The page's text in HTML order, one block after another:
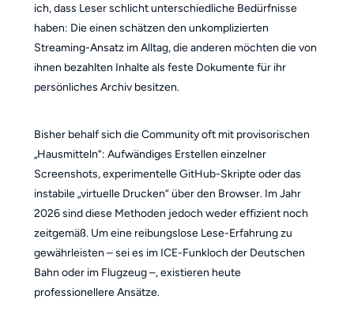
ich, dass Leser schlicht unterschiedliche Bedürfnisse
haben: Die einen schätzen den unkomplizierten
Streaming-Ansatz im Alltag, die anderen möchten die von
ihnen bezahlten Inhalte als feste Dokumente für ihr
persönliches Archiv besitzen.
Bisher behalf sich die Community oft mit provisorischen
„Hausmitteln“: Aufwändiges Erstellen einzelner
Screenshots, experimentelle GitHub-Skripte oder das
instabile „virtuelle Drucken“ über den Browser. Im Jahr
2026 sind diese Methoden jedoch weder effizient noch
zeitgemäß. Um eine reibungslose Lese-Erfahrung zu
gewährleisten – sei es im ICE-Funkloch der Deutschen
Bahn oder im Flugzeug –, existieren heute
professionellere Ansätze.